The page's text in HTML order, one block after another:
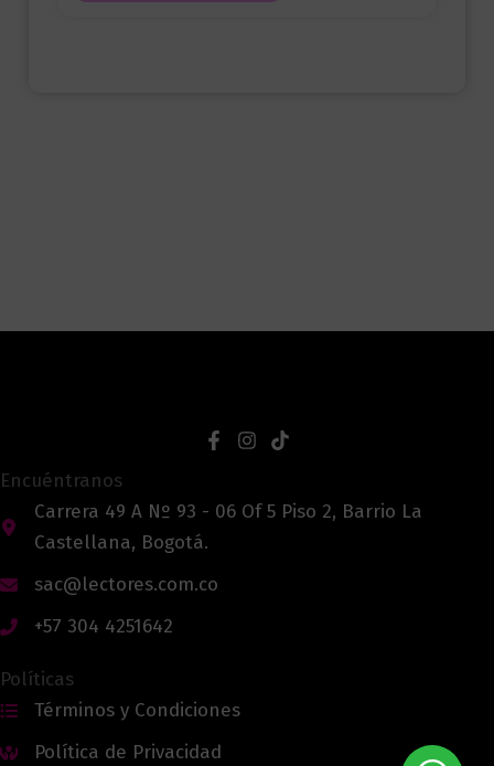
Encuéntranos
Carrera 49 A Nº 93 - 06 Of 5 Piso 2, Barrio La
Castellana, Bogotá.
sac@lectores.com.co
+57 304 4251642
Políticas
Términos y Condiciones
Política de Privacidad